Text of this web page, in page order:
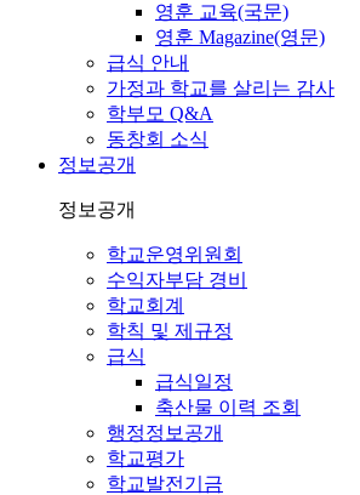
영훈 교육(국문)
영훈 Magazine(영문)
급식 안내
가정과 학교를 살리는 감사
학부모 Q&A
동창회 소식
정보공개
정보공개
학교운영위원회
수익자부담 경비
학교회계
학칙 및 제규정
급식
급식일정
축산물 이력 조회
행정정보공개
학교평가
학교발전기금